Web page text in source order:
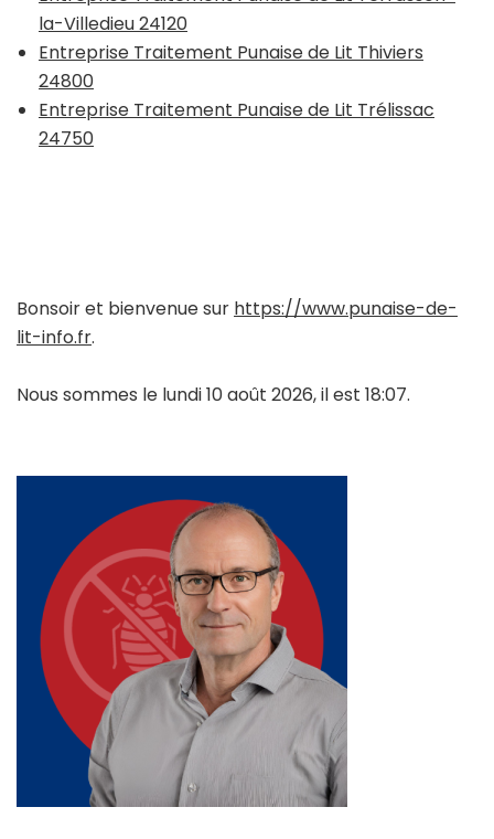
la-Villedieu 24120
Entreprise Traitement Punaise de Lit Thiviers
24800
Entreprise Traitement Punaise de Lit Trélissac
24750
Bonsoir et bienvenue sur https://www.punaise-de-
lit-info.fr.
Nous sommes le lundi 10 août 2026, il est 18:07.